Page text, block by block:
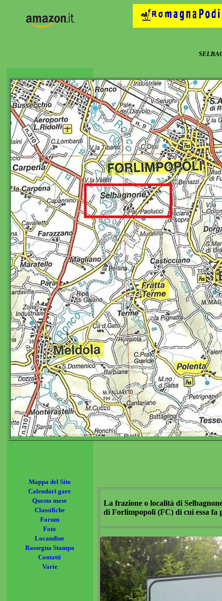
Mappa del Sito
Calendari gare
Questo mese
Classifiche
Forum
Foto
Locandine
Rassegna Stampa
Contatti
Varie
La frazione o località di
di Forlimpopoli (FC) di cui essa fa